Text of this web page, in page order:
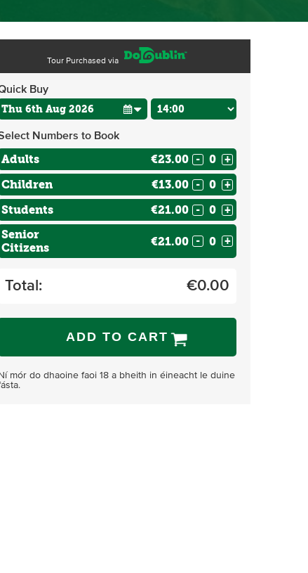
Tour Purchased via
Buy
Numbers to Book
Adults €23.00 - +
Children €13.00 - +
Students €21.00 - +
Senior
Citizens
€21.00 - +
Total: €0.00
ADD TO CART
Ní mór do dhaoine faoi 18 a bheith in éineacht le duine